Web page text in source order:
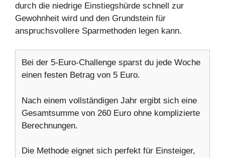
durch die niedrige Einstiegshürde schnell zur
Gewohnheit wird und den Grundstein für
anspruchsvollere Sparmethoden legen kann.
Bei der 5-Euro-Challenge sparst du jede Woche
einen festen Betrag von 5 Euro.
Nach einem vollständigen Jahr ergibt sich eine
Gesamtsumme von 260 Euro ohne komplizierte
Berechnungen.
Die Methode eignet sich perfekt für Einsteiger,